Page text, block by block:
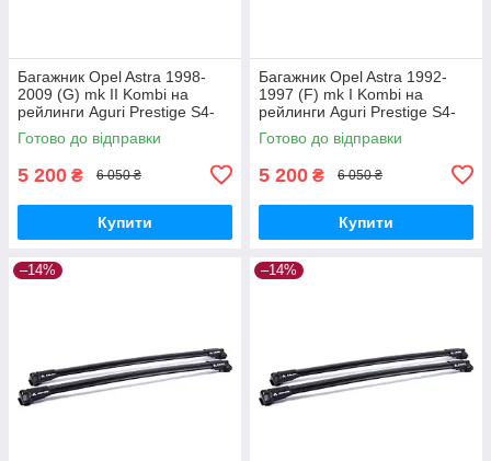
Багажник Opel Astra 1998-
2009 (G) mk II Kombi на
рейлинги Aguri Prestige S4-
1499B
Готово до відправки
5 200 ₴ 6 050 ₴
Купити
Багажник Opel Astra 1992-
1997 (F) mk I Kombi на
рейлинги Aguri Prestige S4-
1500B
Готово до відправки
5 200 ₴ 6 050 ₴
Купити
–14% –14%